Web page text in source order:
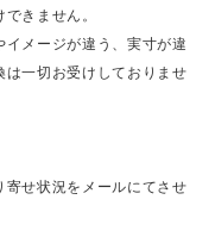
きません。
イメージが違う、実寸が違
は一切お受けしておりませ
寄せ状況をメールにてさせ